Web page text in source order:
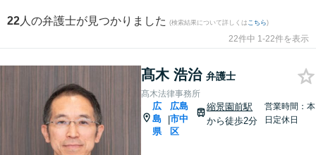
22 人の弁護士が見つかりました (検索結果について詳しくは こちら)
22件中 1-22件を表示
髙木 浩治 弁護士
髙木法律事務所
広
島
県
|
広島
市中
区
縮景園前駅
から徒歩2分
営業時間：本
日定休日